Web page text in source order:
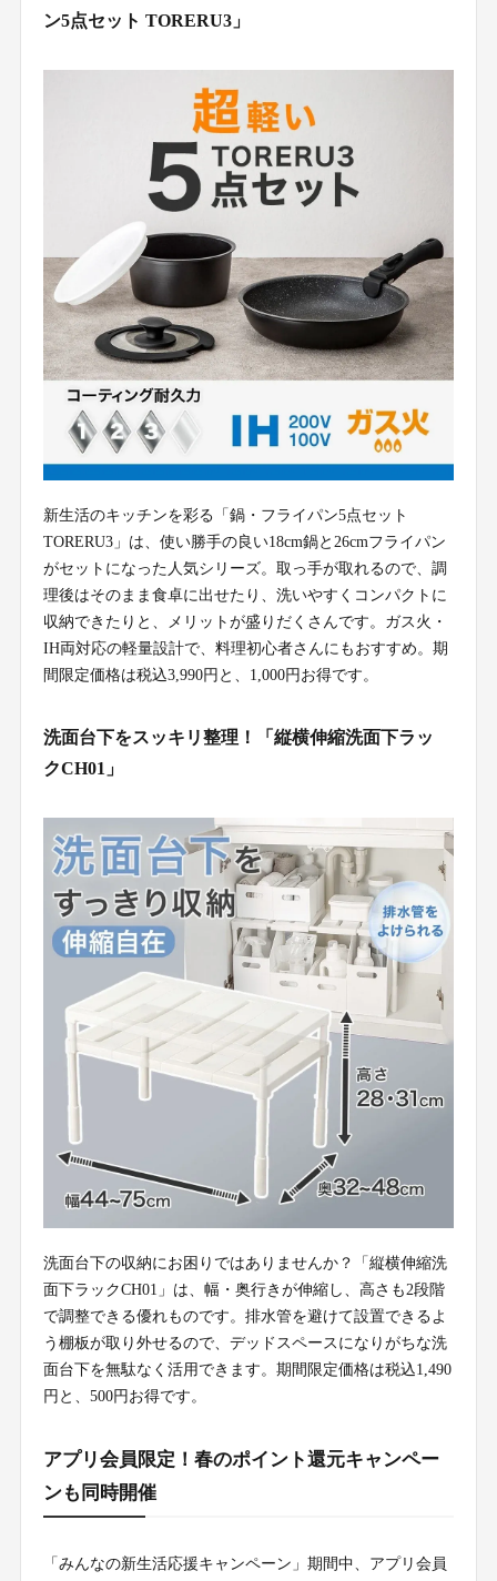
ン5点セット TORERU3」
新生活のキッチンを彩る「鍋・フライパン5点セット
TORERU3」は、使い勝手の良い18cm鍋と26cmフライパン
がセットになった人気シリーズ。取っ手が取れるので、調
理後はそのまま食卓に出せたり、洗いやすくコンパクトに
収納できたりと、メリットが盛りだくさんです。ガス火・
IH両対応の軽量設計で、料理初心者さんにもおすすめ。期
間限定価格は税込3,990円と、1,000円お得です。
洗面台下をスッキリ整理！「縦横伸縮洗面下ラッ
クCH01」
洗面台下の収納にお困りではありませんか？「縦横伸縮洗
面下ラックCH01」は、幅・奥行きが伸縮し、高さも2段階
で調整できる優れものです。排水管を避けて設置できるよ
う棚板が取り外せるので、デッドスペースになりがちな洗
面台下を無駄なく活用できます。期間限定価格は税込1,490
円と、500円お得です。
アプリ会員限定！春のポイント還元キャンペー
ンも同時開催
「みんなの新生活応援キャンペーン」期間中、アプリ会員